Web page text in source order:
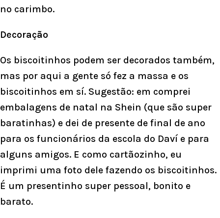
no carimbo.
Decoração
Os biscoitinhos podem ser decorados também,
mas por aqui a gente só fez a massa e os
biscoitinhos em sí. Sugestão: em comprei
embalagens de natal na Shein (que são super
baratinhas) e dei de presente de final de ano
para os funcionários da escola do Daví e para
alguns amigos. E como cartãozinho, eu
imprimi uma foto dele fazendo os biscoitinhos.
É um presentinho super pessoal, bonito e
barato.